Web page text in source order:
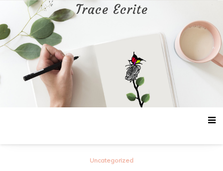
contenu
Trace Ecrite
Uncategorized